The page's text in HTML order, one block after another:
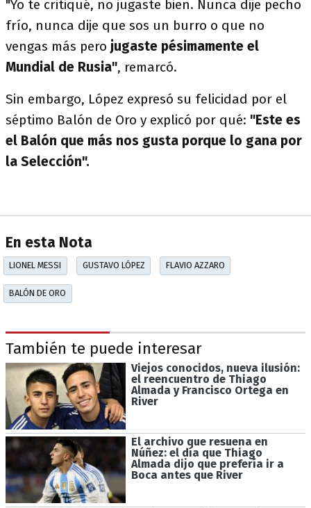
"Yo te critiqué, no jugaste bien. Nunca dije pecho
frío, nunca dije que sos un burro o que no
vengas más pero jugaste pésimamente el
Mundial de Rusia", remarcó.
Sin embargo, López expresó su felicidad por el
séptimo Balón de Oro y explicó por qué: "Este es
el Balón que más nos gusta porque lo gana por
la Selección".
En esta Nota
LIONEL MESSI GUSTAVO LÓPEZ FLAVIO AZZARO
BALÓN DE ORO
También te puede interesar
Viejos conocidos, nueva ilusión:
el reencuentro de Thiago
Almada y Francisco Ortega en
River
El archivo que resuena en
Núñez: el día que Thiago
Almada dijo que prefería ir a
Boca antes que River